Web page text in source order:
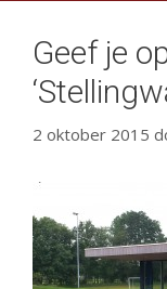
Geef je
2 oktober 2015